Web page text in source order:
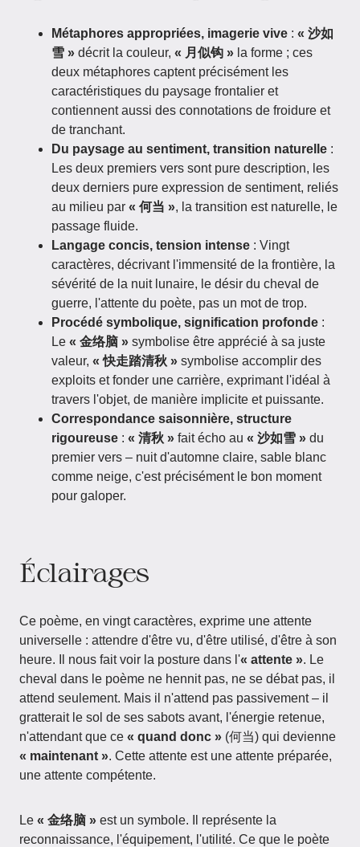
Métaphores appropriées, imagerie vive : « 沙如
雪 » décrit la couleur, « 月似钩 » la forme ; ces
deux métaphores captent précisément les
caractéristiques du paysage frontalier et
contiennent aussi des connotations de froidure et
de tranchant.
Du paysage au sentiment, transition naturelle :
Les deux premiers vers sont pure description, les
deux derniers pure expression de sentiment, reliés
au milieu par « 何当 », la transition est naturelle, le
passage fluide.
Langage concis, tension intense : Vingt
caractères, décrivant l'immensité de la frontière, la
sévérité de la nuit lunaire, le désir du cheval de
guerre, l'attente du poète, pas un mot de trop.
Procédé symbolique, signification profonde :
Le « 金络脑 » symbolise être apprécié à sa juste
valeur, « 快走踏清秋 » symbolise accomplir des
exploits et fonder une carrière, exprimant l'idéal à
travers l'objet, de manière implicite et puissante.
Correspondance saisonnière, structure
rigoureuse : « 清秋 » fait écho au « 沙如雪 » du
premier vers – nuit d'automne claire, sable blanc
comme neige, c'est précisément le bon moment
pour galoper.
Éclairages
Ce poème, en vingt caractères, exprime une attente
universelle : attendre d'être vu, d'être utilisé, d'être à son
heure. Il nous fait voir la posture dans l'« attente ». Le
cheval dans le poème ne hennit pas, ne se débat pas, il
attend seulement. Mais il n'attend pas passivement – il
gratterait le sol de ses sabots avant, l'énergie retenue,
n'attendant que ce « quand donc » (何当) qui devienne
« maintenant ». Cette attente est une attente préparée,
une attente compétente.
Le « 金络脑 » est un symbole. Il représente la
reconnaissance, l'équipement, l'utilité. Ce que le poète